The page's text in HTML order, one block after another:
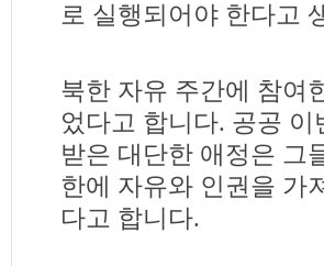
로 실행되어야 한다고
북한 자유 주간에 참여
었다고 합니다. 공공
받은 대단한 애정은 그
한에 자유와 인권을 가
다고 합니다.